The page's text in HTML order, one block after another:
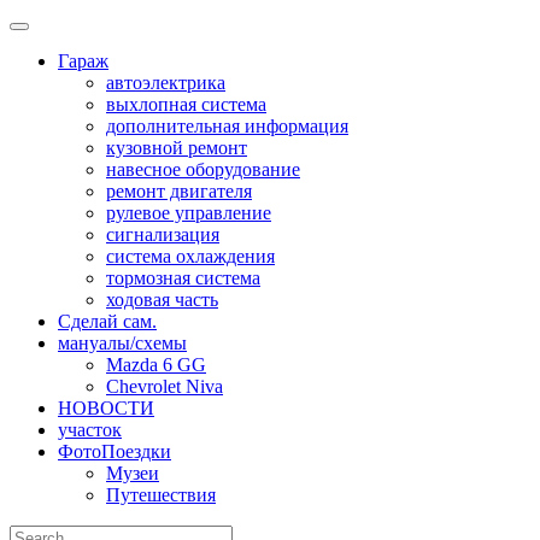
Skip
contentГараж
автоэлектрика
выхлопная система
дополнительная информация
кузовной ремонт
навесное оборудование
ремонт двигателя
рулевое управление
сигнализация
система охлаждения
тормозная система
ходовая часть
Сделай сам.
мануалы/схемы
Mazda 6 GG
Chevrolet Niva
НОВОСТИ
участок
ФотоПоездки
Музеи
Путешествия
Search